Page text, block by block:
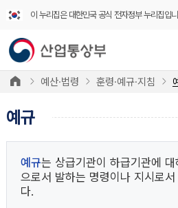
이 누리집은 대한민국 공식 전자정부 누리집입
예산·법령 훈령·예규·지침
예규
예규는 상급기관이 하급기관에
으로서 발하는 명령이나 지시로서
다.